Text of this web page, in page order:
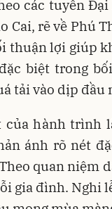
các tuyến
Cai, rẽ về Phú
thuận lợi giúp
biệt trong
tải vào dịp đầu
của hành trình
ánh rõ nét
quan niệm
gia đình. Nghi